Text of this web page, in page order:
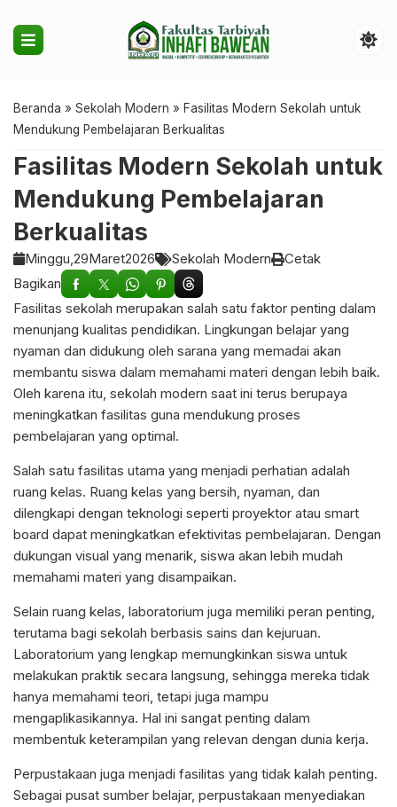
Beranda » Sekolah Modern » Fasilitas Modern Sekolah untuk
Mendukung Pembelajaran Berkualitas
Fasilitas Modern Sekolah untuk
Mendukung Pembelajaran
Berkualitas
Minggu,29Maret2026 Sekolah Modern
Cetak
Bagikan
Fasilitas sekolah merupakan salah satu faktor penting dalam
menunjang kualitas pendidikan. Lingkungan belajar yang
nyaman dan didukung oleh sarana yang memadai akan
membantu siswa dalam memahami materi dengan lebih baik.
Oleh karena itu, sekolah modern saat ini terus berupaya
meningkatkan fasilitas guna mendukung proses
pembelajaran yang optimal.
Salah satu fasilitas utama yang menjadi perhatian adalah
ruang kelas. Ruang kelas yang bersih, nyaman, dan
dilengkapi dengan teknologi seperti proyektor atau smart
board dapat meningkatkan efektivitas pembelajaran. Dengan
dukungan visual yang menarik, siswa akan lebih mudah
memahami materi yang disampaikan.
Selain ruang kelas, laboratorium juga memiliki peran penting,
terutama bagi sekolah berbasis sains dan kejuruan.
Laboratorium yang lengkap memungkinkan siswa untuk
melakukan praktik secara langsung, sehingga mereka tidak
hanya memahami teori, tetapi juga mampu
mengaplikasikannya. Hal ini sangat penting dalam
membentuk keterampilan yang relevan dengan dunia kerja.
Perpustakaan juga menjadi fasilitas yang tidak kalah penting.
Sebagai pusat sumber belajar, perpustakaan menyediakan